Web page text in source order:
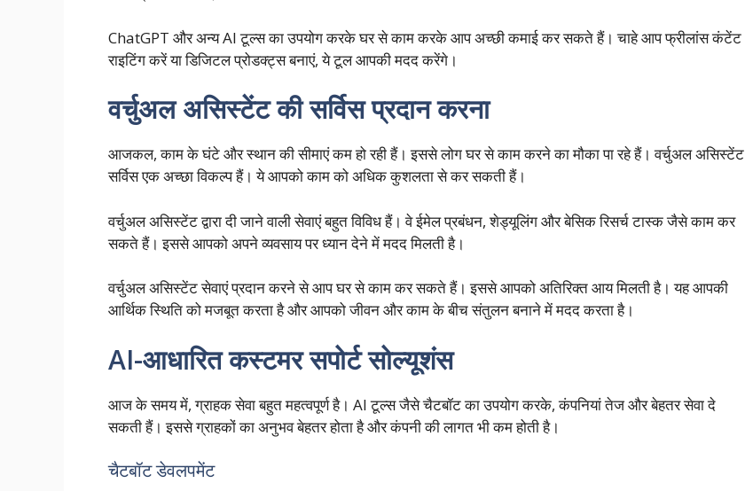
ChatGPT और अन्य AI टूल्स का उपयोग करके घर से काम करके आप अच्छी कमाई कर सकते हैं। चाहे आप फ्रीलांस कंटेंट
राइटिंग करें या डिजिटल प्रोडक्ट्स बनाएं, ये टूल आपकी मदद करेंगे।
वर्चुअल असिस्टेंट की सर्विस प्रदान करना
आजकल, काम के घंटे और स्थान की सीमाएं कम हो रही हैं। इससे लोग घर से काम करने का मौका पा रहे हैं। वर्चुअल असिस्टेंट
सर्विस एक अच्छा विकल्प हैं। ये आपको काम को अधिक कुशलता से कर सकती हैं।
वर्चुअल असिस्टेंट द्वारा दी जाने वाली सेवाएं बहुत विविध हैं। वे ईमेल प्रबंधन, शेड्यूलिंग और बेसिक रिसर्च टास्क जैसे काम कर
सकते हैं। इससे आपको अपने व्यवसाय पर ध्यान देने में मदद मिलती है।
वर्चुअल असिस्टेंट सेवाएं प्रदान करने से आप घर से काम कर सकते हैं। इससे आपको अतिरिक्त आय मिलती है। यह आपकी
आर्थिक स्थिति को मजबूत करता है और आपको जीवन और काम के बीच संतुलन बनाने में मदद करता है।
AI-आधारित कस्टमर सपोर्ट सोल्यूशंस
आज के समय में, ग्राहक सेवा बहुत महत्वपूर्ण है। AI टूल्स जैसे चैटबॉट का उपयोग करके, कंपनियां तेज और बेहतर सेवा दे
सकती हैं। इससे ग्राहकों का अनुभव बेहतर होता है और कंपनी की लागत भी कम होती है।
चैटबॉट डेवलपमेंट